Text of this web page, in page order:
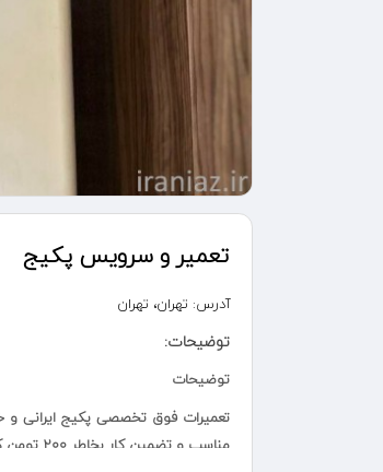
تعمیر و سرویس پکیج
آدرس: تهران، تهران
توضیحات:
توضیحات
تعمیرات فوق تخصصی پکیج ایرانی و
مناسب و تضمین کار بخاطر ۲۰۰ تومن کمتر به تعمیر کاران